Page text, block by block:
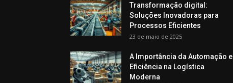
Transformação digital:
Soluções Inovadoras para
Processos Eficientes
23 de maio de 2025
A Importância da Automação e
Eficiência na Logística
Moderna